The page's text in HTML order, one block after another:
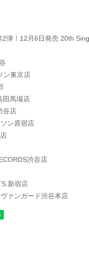
弾！12月6日発売 20th
ン東京店
田馬場店
谷店
ン原宿店
渋谷店
新宿店
ァンガード渋谷本店